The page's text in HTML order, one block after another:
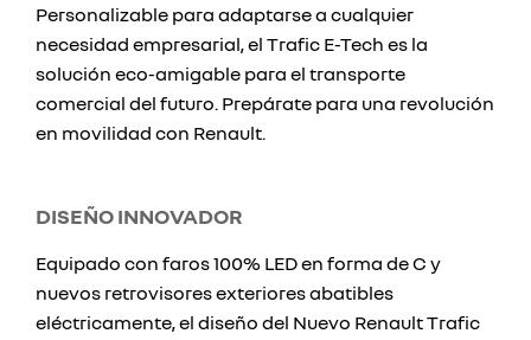
Personalizable para adaptarse a cualquier
necesidad empresarial, el Trafic E-Tech es la
solución eco-amigable para el transporte
comercial del futuro. Prepárate para una revolución
en movilidad con Renault.
DISEÑO INNOVADOR
Equipado con faros 100% LED en forma de C y
nuevos retrovisores exteriores abatibles
eléctricamente, el diseño del Nuevo Renault Trafic